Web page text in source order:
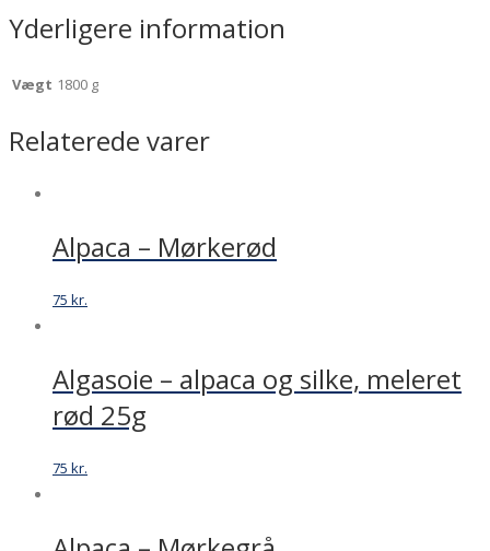
Yderligere information
Vægt 1800 g
Relaterede varer
Alpaca – Mørkerød
75 kr.
Algasoie – alpaca og silke, meleret
rød 25g
75 kr.